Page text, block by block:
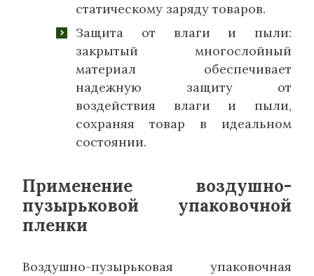
статическому заряду товаров.
Защита от влаги и пыли:
закрытый многослойный
материал обеспечивает
надежную защиту от
воздействия влаги и пыли,
сохраняя товар в идеальном
состоянии.
Применение воздушно-
пузырьковой упаковочной
пленки
Воздушно-пузырьковая упаковочная